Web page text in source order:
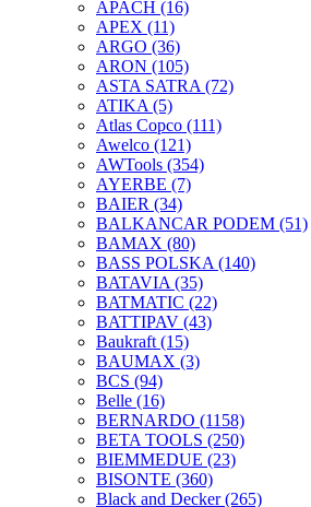
APACH (16)
APEX (11)
ARGO (36)
ARON (105)
ASTA SATRA (72)
ATIKA (5)
Atlas Copco (111)
Awelco (121)
AWTools (354)
AYERBE (7)
BAIER (34)
BALKANCAR PODEM (51)
BAMAX (80)
BASS POLSKA (140)
BATAVIA (35)
BATMATIC (22)
BATTIPAV (43)
Baukraft (15)
BAUMAX (3)
BCS (94)
Belle (16)
BERNARDO (1158)
BETA TOOLS (250)
BIEMMEDUE (23)
BISONTE (360)
Black and Decker(265)